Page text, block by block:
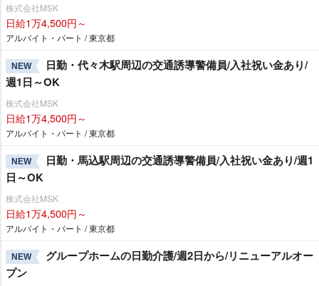
株式会社MSK
日給1万4,500円～
アルバイト・パート / 東京都
NEW
日勤・代々木駅周辺の交通誘導警備員/入社祝い金あり/
週1日～OK
株式会社MSK
日給1万4,500円～
アルバイト・パート / 東京都
NEW
日勤・馬込駅周辺の交通誘導警備員/入社祝い金あり/週1
日～OK
株式会社MSK
日給1万4,500円～
アルバイト・パート / 東京都
NEW
グループホームの日勤介護/週2日から/リニューアルオー
プン